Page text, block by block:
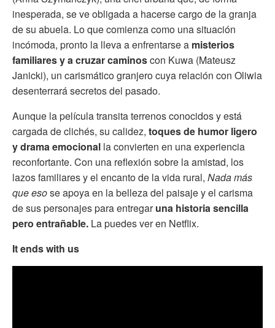
inesperada, se ve obligada a hacerse cargo de la granja
de su abuela. Lo que comienza como una situación
incómoda, pronto la lleva a enfrentarse a misterios
familiares y a cruzar caminoscon Kuwa (Mateusz
Janicki), un carismático granjero cuya relación con Oliwia
desenterrará secretos del pasado.
Aunque la película transita terrenos conocidos y está
cargada de clichés, su calidez, toques de humor ligero
y drama emocional la convierten en una experiencia
reconfortante. Con una reflexión sobre la amistad, los
lazos familiares y el encanto de la vida rural, Nada más
que esose apoya en la belleza del paisaje y el carisma
de sus personajes para entregaruna historia sencilla
pero entrañable. La puedes ver en Netflix.
It ends with us